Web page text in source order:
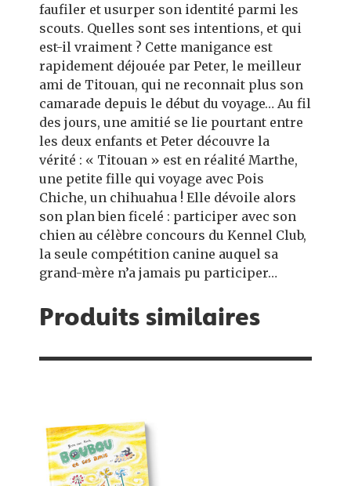
faufiler et usurper son identité parmi les
scouts. Quelles sont ses intentions, et qui
est-il vraiment ? Cette manigance est
rapidement déjouée par Peter, le meilleur
ami de Titouan, qui ne reconnait plus son
camarade depuis le début du voyage… Au fil
des jours, une amitié se lie pourtant entre
les deux enfants et Peter découvre la
vérité : « Titouan » est en réalité Marthe,
une petite fille qui voyage avec Pois
Chiche, un chihuahua ! Elle dévoile alors
son plan bien ficelé : participer avec son
chien au célèbre concours du Kennel Club,
la seule compétition canine auquel sa
grand-mère n’a jamais pu participer…
Produits similaires